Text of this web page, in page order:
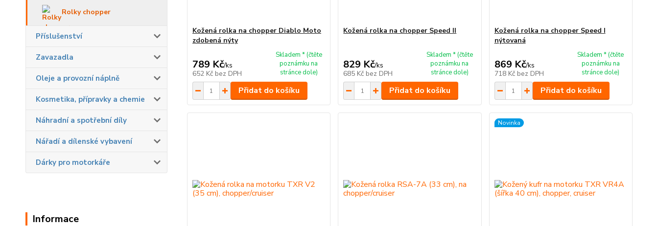
Rolky chopper
Příslušenství
Zavazadla
Oleje a provozní náplně
Kosmetika, přípravky a chemie
Náhradní a spotřební díly
Nářadí a dílenské vybavení
Dárky pro motorkáře
Informace
Kožená rolka na chopper Diablo Moto
zdobená nýty
789 Kč/ks
652 Kč bez DPH
Skladem * (čtěte
poznámku na
stránce dole)
Přidat do košíku
Kožená rolka na chopper Speed II
829 Kč/ks
685 Kč bez DPH
Skladem * (čtěte
poznámku na
stránce dole)
Přidat do košíku
Kožená rolka na chopper Speed I
nýtovaná
869 Kč/ks
718 Kč bez DPH
Skladem * (čtěte
poznámku na
stránce dole)
Přidat do košíku
Novinka